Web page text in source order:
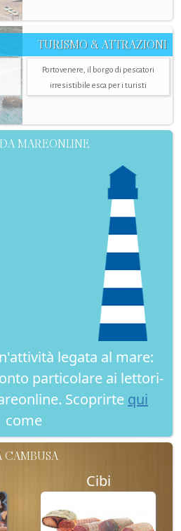
TURISMO & ATTRAZIONI
Portovenere, il borgo di pescatori
irresistibile esca per i turisti
MAREONLINE
legata al mare:
particolare ai lettori-
Scoprirte qui
come
CAMBUSA
Cibi